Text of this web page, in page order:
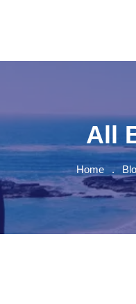
All
Home .